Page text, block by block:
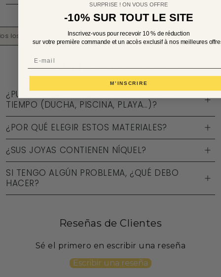
los pedidos superiores a 40€ FÁCIL DEVOLUCIÓN | 14 días
PREGUNTAS FRECUENTES
¿PUEDO GUARDAR MIS JOYAS TODO EL
TIEMPO (DUCHA, PISCINA, PLAYA…)?
¿POR QUÉ ELEGIR ESTOS MATERIALES?
¿SUS JOYAS CONTIENEN NÍQUEL?
SI TENGO ALGÚN PROBLEMA, ¿QUÉ DEBO
HACER?
Reseñas de Clientes
Sé el primero en escribir una reseña
Escribir una reseña
SURPRISE ! ON VOUS OFFRE
-10% SUR TOUT LE SITE
Inscrivez-vous pour recevoir 10 % de réduction
sur votre première commande et un accès exclusif à nos meilleures
M’INSCRIRE